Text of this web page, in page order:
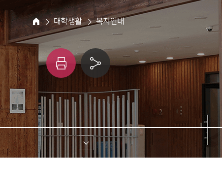
HOME
대학생활 복지안내
쇄
링
크
공유